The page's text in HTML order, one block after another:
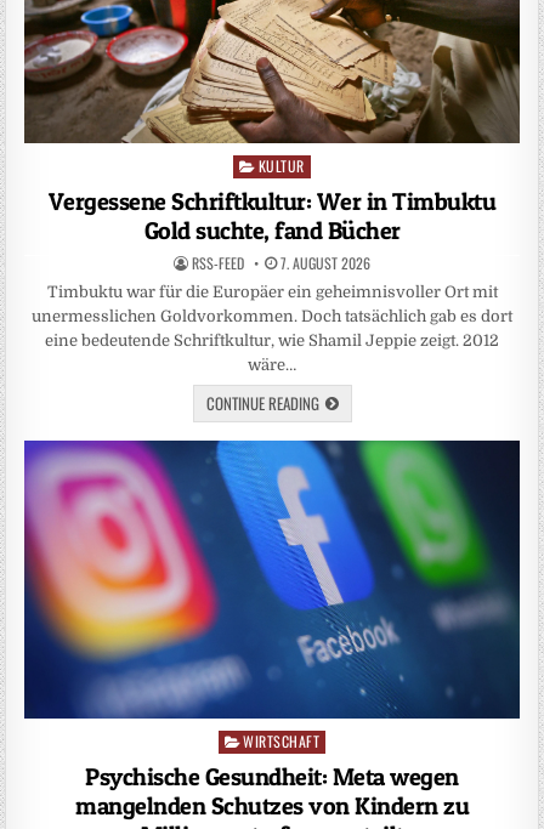
Posted
in
KULTUR
Vergessene Schriftkultur: Wer in Timbuktu
Gold suchte, fand Bücher
RSS-FEED 7. AUGUST 2026
Timbuktu war für die Europäer ein geheimnisvoller Ort mit
unermesslichen Goldvorkommen. Doch tatsächlich gab es dort
eine bedeutende Schriftkultur, wie Shamil Jeppie zeigt. 2012
wäre…
CONTINUE READING
Posted
in
WIRTSCHAFT
Psychische Gesundheit: Meta wegen
mangelnden Schutzes von Kindern zu